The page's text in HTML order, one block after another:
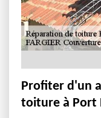
Profiter d'un
toiture à Port